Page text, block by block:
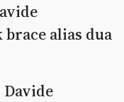
brace alias dua
Davide